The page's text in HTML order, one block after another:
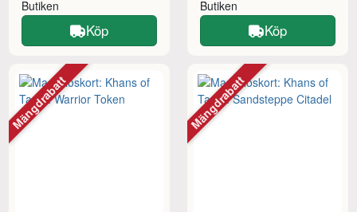
Butiken
Köp
Butiken
Köp
Mängdrabatt Mängdrabatt